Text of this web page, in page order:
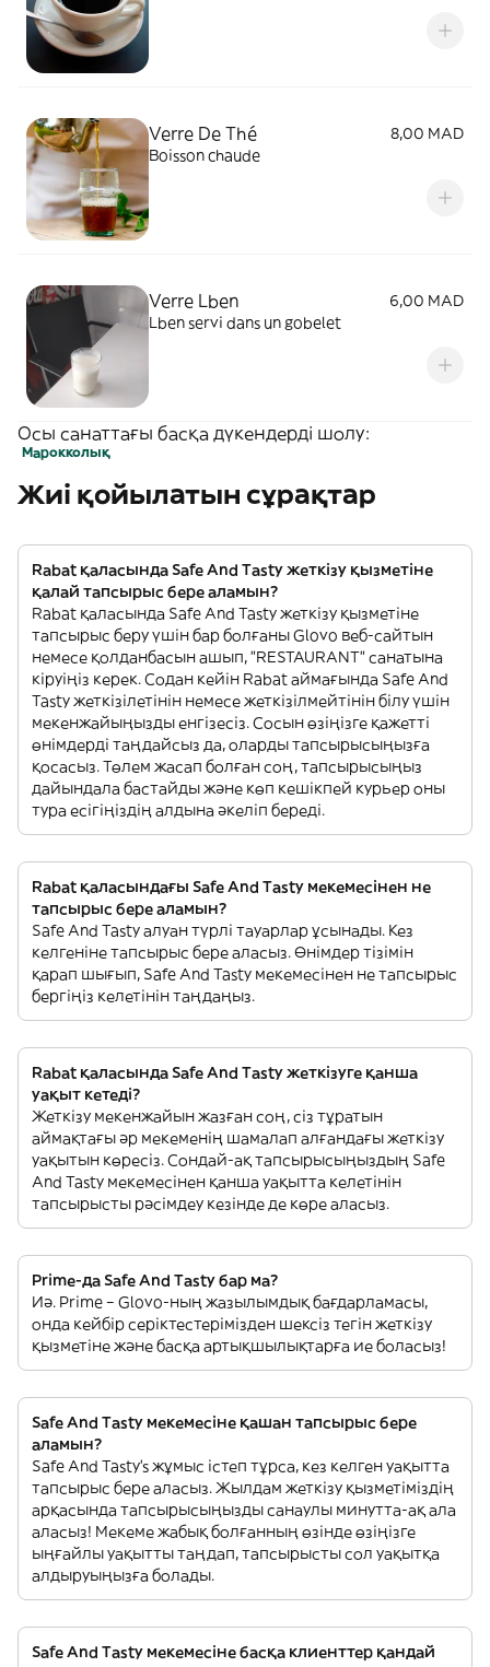
Verre De Thé
8,00 MAD
Boisson chaude
Verre Lben
6,00 MAD
Lben servi dans un gobelet
Осы санаттағы басқа дүкендерді шолу:
Марокколық
Жиі қойылатын сұрақтар
Rabat қаласында Safe And Tasty жеткізу қызметіне
қалай тапсырыс бере аламын?
Rabat қаласында Safe And Tasty жеткізу қызметіне
тапсырыс беру үшін бар болғаны Glovo веб-сайтын
немесе қолданбасын ашып, "RESTAURANT" санатына
кіруіңіз керек. Содан кейін Rabat аймағында Safe And
Tasty жеткізілетінін немесе жеткізілмейтінін білу үшін
мекенжайыңызды енгізесіз. Сосын өзіңізге қажетті
өнімдерді таңдайсыз да, оларды тапсырысыңызға
қосасыз. Төлем жасап болған соң, тапсырысыңыз
дайындала бастайды және көп кешікпей курьер оны
тура есігіңіздің алдына әкеліп береді.
Rabat қаласындағы Safe And Tasty мекемесінен не
тапсырыс бере аламын?
Safe And Tasty алуан түрлі тауарлар ұсынады. Кез
келгеніне тапсырыс бере аласыз. Өнімдер тізімін
қарап шығып, Safe And Tasty мекемесінен не тапсырыс
бергіңіз келетінін таңдаңыз.
Rabat қаласында Safe And Tasty жеткізуге қанша
уақыт кетеді?
Жеткізу мекенжайын жазған соң, сіз тұратын
аймақтағы әр мекеменің шамалап алғандағы жеткізу
уақытын көресіз. Сондай-ақ тапсырысыңыздың Safe
And Tasty мекемесінен қанша уақытта келетінін
тапсырысты рәсімдеу кезінде де көре аласыз.
Prime-да Safe And Tasty бар ма?
Иә. Prime – Glovo-ның жазылымдық бағдарламасы,
онда кейбір серіктестерімізден шексіз тегін жеткізу
қызметіне және басқа артықшылықтарға ие боласыз!
Safe And Tasty мекемесіне қашан тапсырыс бере
аламын?
Safe And Tasty’s жұмыс істеп тұрса, кез келген уақытта
тапсырыс бере аласыз. Жылдам жеткізу қызметіміздің
арқасында тапсырысыңызды санаулы минутта-ақ ала
аласыз! Мекеме жабық болғанның өзінде өзіңізге
ыңғайлы уақытты таңдап, тапсырысты сол уақытқа
алдыруыңызға болады.
Safe And Tasty мекемесіне басқа клиенттер қандай